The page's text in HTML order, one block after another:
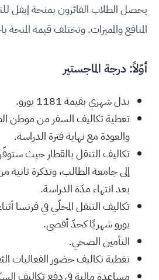
يحصل الطلاب الفائزون بمنحة إيفل
المنافع والمميزات. وتختلف قيمة المنحة
أوّلاً: درجة الماجستير
بدل شهري بقيمة 1181 يورو.
تغطية تكاليف السفر من موطن
والعودة مع نهاية فترة الدراسة.
تكاليف التنقل بالقطار حيث ستوفّر
إلى جامعة الطالب، وتذكرة ثانية
بعد انتهاء مدّة الدراسة.
يورو شهريًا كحدّ أقصى.
التأمين الصحي.
تغطية تكاليف حضور الفعاليات
مساعدة مالية في دفع تكاليف